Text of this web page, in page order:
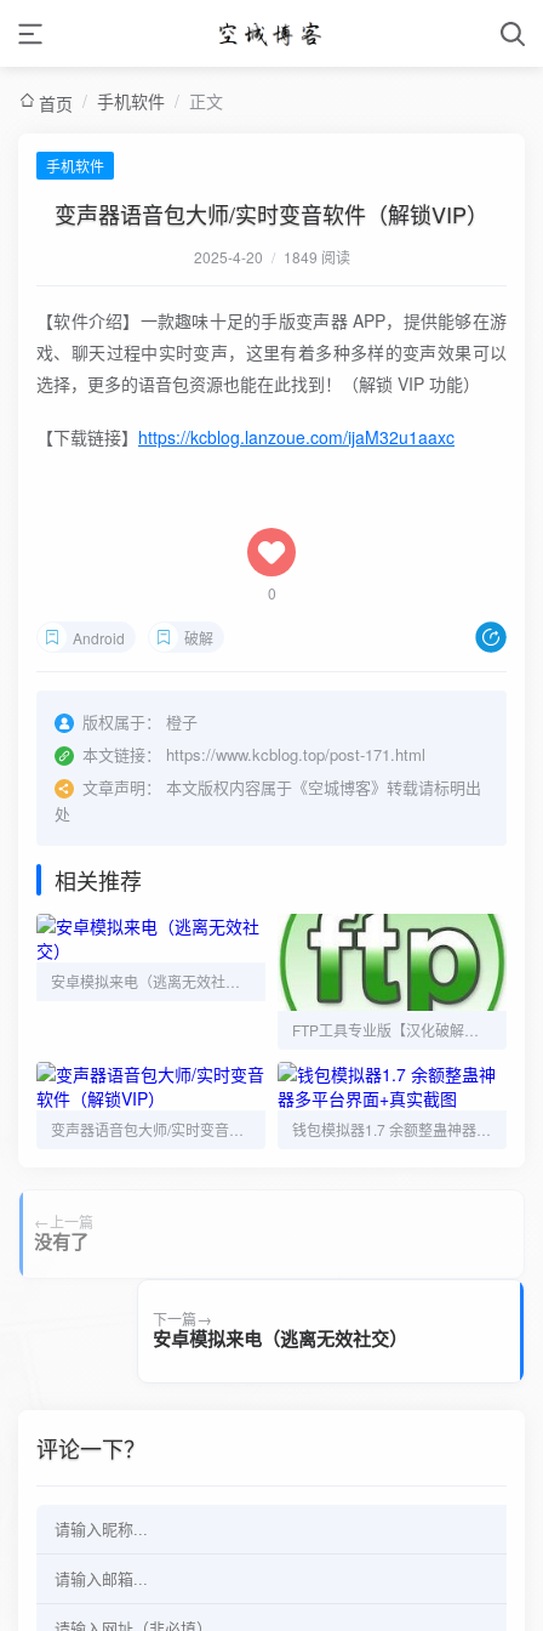
首页 / 手机软件 / 正文
手机软件
变声器语音包大师/实时变音软件（解锁VIP）
2025-4-20 / 1849 阅读
【软件介绍】一款趣味十足的手版变声器 APP，提供能够在游
戏、聊天过程中实时变声，这里有着多种多样的变声效果可以
选择，更多的语音包资源也能在此找到！（解锁 VIP 功能）
【下载链接】 https://kcblog.lanzoue.com/ijaM32u1aaxc
0
Android 破解
版权属于：
橙子
本文链接：
https://www.kcblog.top/post-171.html
文章声明：
本文版权内容属于《空城博客》转载请标明出
处
相关推荐
上一篇
没有了
下一篇
安卓模拟来电（逃离无效社交）
评论一下？